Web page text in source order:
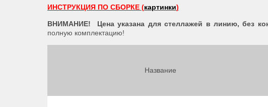
ИНСТРУКЦИЯ ПО СБОРКЕ (картинки)
ВНИМАНИЕ! Цена указана для стеллажей в линию, без
полную комплектацию!
Название